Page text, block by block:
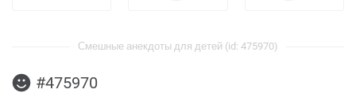
Смешные анекдоты для детей (id: 475970)
#475970